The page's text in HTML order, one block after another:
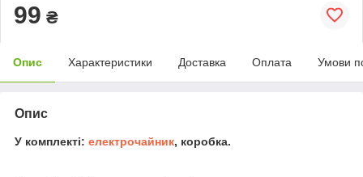
99 ₴
Опис Характеристики Доставка Оплата Умови
Опис
У комплекті: електрочайник, коробка.